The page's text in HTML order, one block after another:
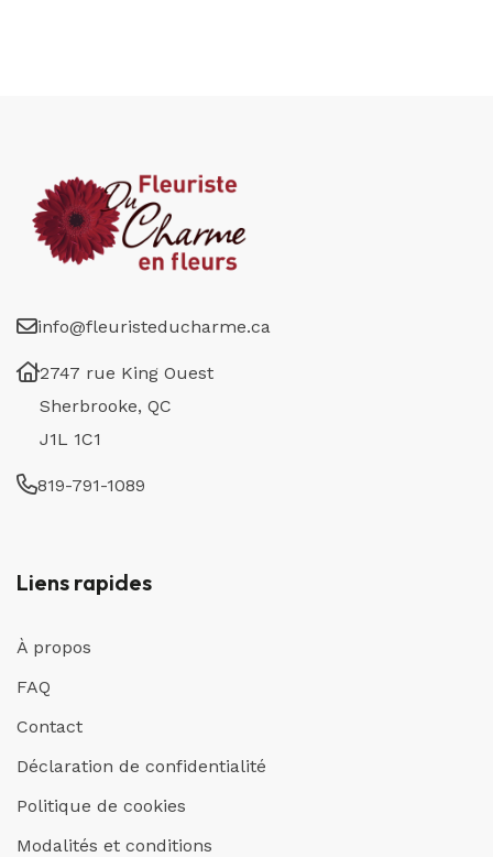
info@fleuristeducharme.ca
2747 rue King Ouest
Sherbrooke, QC
J1L 1C1
819-791-1089
Liens rapides
À propos
FAQ
Contact
Déclaration de confidentialité
Politique de cookies
Modalités et conditions